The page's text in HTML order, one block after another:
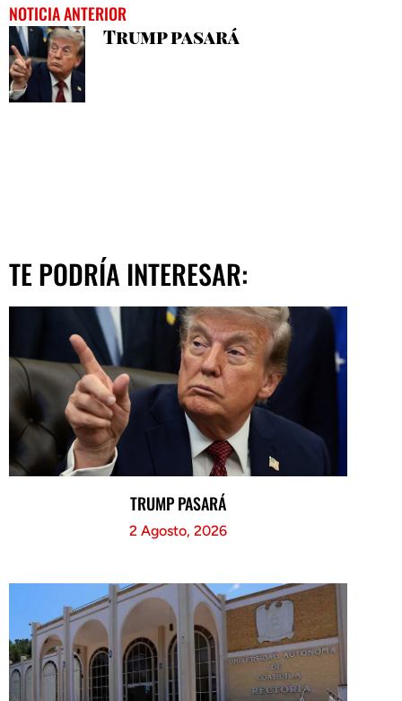
NOTICIA ANTERIOR
Trump pasará
TE PODRÍA INTERESAR:
TRUMP PASARÁ
2 Agosto, 2026